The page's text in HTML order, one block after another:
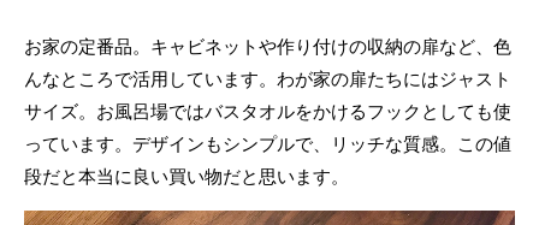
お家の定番品。キャビネットや作り付けの収納の扉など、色
んなところで活用しています。わが家の扉たちにはジャスト
サイズ。お風呂場ではバスタオルをかけるフックとしても使
っています。デザインもシンプルで、リッチな質感。この値
段だと本当に良い買い物だと思います。